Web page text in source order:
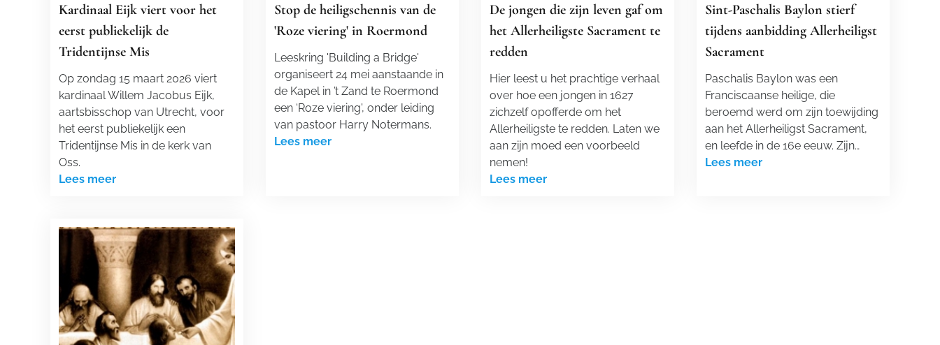
Kardinaal Eijk viert voor het
eerst publiekelijk de
Tridentijnse Mis
Op zondag 15 maart 2026 viert
kardinaal Willem Jacobus Eijk,
aartsbisschop van Utrecht, voor
het eerst publiekelijk een
Tridentijnse Mis in de kerk van
Oss.
Lees meer
Stop de heiligschennis van de
'Roze viering' in Roermond
Leeskring 'Building a Bridge '
organiseert 24 mei aanstaande in
de Kapel in ’t Zand te Roermond
een ‘Roze viering', onder leiding
van pastoor Harry Notermans.
Lees meer
De jongen die zijn leven gaf om
het Allerheiligste Sacrament te
redden
Hier leest u het prachtige verhaal
over hoe een jongen in 1627
zichzelf opofferde om het
Allerheiligste te redden. Laten we
aan zijn moed een voorbeeld
nemen!
Lees meer
Sint-Paschalis Baylon stierf
tijdens aanbidding Allerheiligst
Sacrament
Paschalis Baylon was een
Franciscaanse heilige, die
beroemd werd om zijn toewijding
aan het Allerheiligst Sacrament,
en leefde in de 16e eeuw. Zijn…
Lees meer